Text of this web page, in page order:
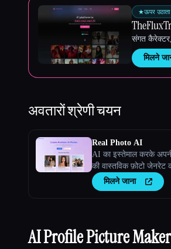
★ऊपर उठाता
संगत
मिलने
अवतारोंश्रेणी चयन
Real Photo AI
AI का इस्तेमाल करके
की वास्तविक फ़ोटो जेनरेट
मिलने जाना
AI Profile Picture